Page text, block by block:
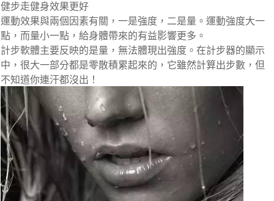
健步走健身效果更好
運動效果與兩個因素有關，一是強度，二是量。運動強度大一
點，而量小一點，給身體帶來的有益影響更多。
計步軟體主要反映的是量，無法體現出強度。在計步器的顯示
中，很大一部分都是零散積累起來的，它雖然計算出步數，但
不知道你連汗都沒出！